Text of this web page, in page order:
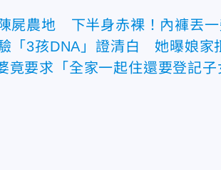
屍農地 下半身赤裸！內褲丟一
「3孩DNA」證清白 她曝娘家
要求「全家一起住還要登記子